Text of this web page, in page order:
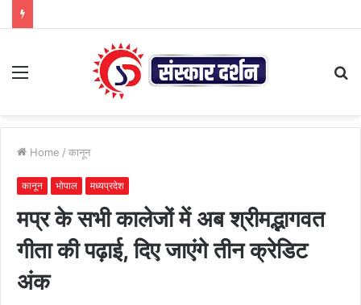
Menu
Home / कानून
कानून भोपाल मध्यप्रदेश
मप्र के सभी कालेजों में अब श्रीमद्भागवत
गीता की पढ़ाई, दिए जाएंगे तीन क्रेडिट
अंक